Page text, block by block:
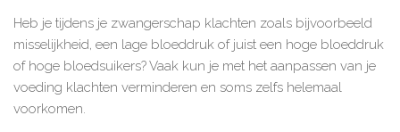
Heb je tijdens je zwangerschap klachten zoals bijvoorbeeld
misselijkheid, een lage bloeddruk of juist een hoge bloeddruk
of hoge bloedsuikers? Vaak kun je met het aanpassen van je
voeding klachten verminderen en soms zelfs helemaal
voorkomen.